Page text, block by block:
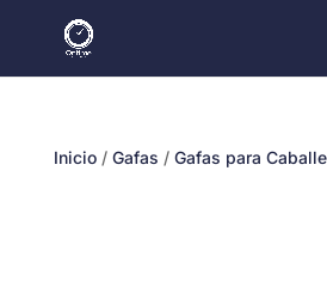
Inicio/ Gafas / Gafas para